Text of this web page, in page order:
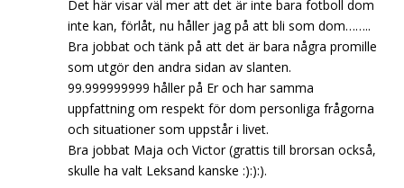
Det här visar väl mer att det är inte bara fotboll dom
inte kan, förlåt, nu håller jag på att bli som dom……..
Bra jobbat och tänk på att det är bara några promille
som utgör den andra sidan av slanten.
99.999999999 håller på Er och har samma
uppfattning om respekt för dom personliga frågorna
och situationer som uppstår i livet.
Bra jobbat Maja och Victor (grattis till brorsan också,
skulle ha valt Leksand kanske :):):).